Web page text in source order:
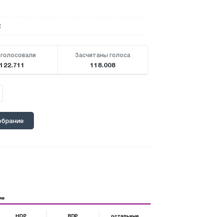
122.711
Засчитаны голоса
118.008
HDP BDP остальные